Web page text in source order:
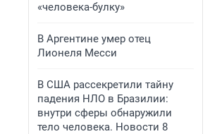
«человека-булку»
В Аргентине умер отец
Лионеля Месси
В США рассекретили тайну
падения НЛО в Бразилии:
внутри сферы обнаружили
тело человека. Новости 8